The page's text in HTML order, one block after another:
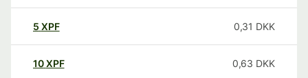
5 XPF 0,31 DKK
10XPF 0,63 DKK